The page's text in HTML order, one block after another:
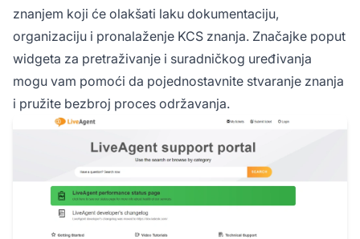
znanjem koji će olakšati laku dokumentaciju,
organizaciju i pronalaženje KCS znanja. Značajke poput
widgeta za pretraživanje i suradničkog uređivanja
mogu vam pomoći da pojednostavnite stvaranje znanja
i pružite bezbroj proces održavanja.